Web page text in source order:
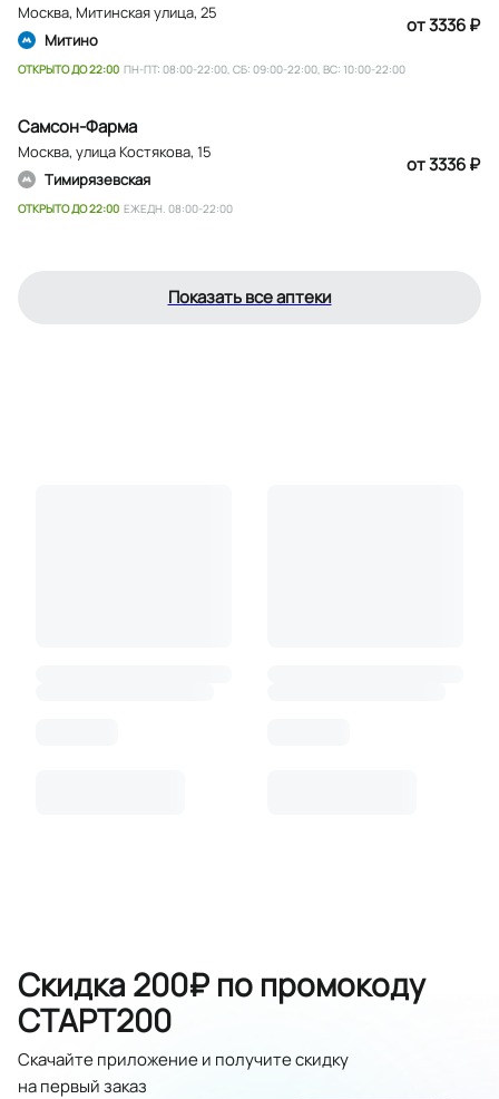
Москва, Митинская улица, 25
Митино
ОТКРЫТО ДО 22:00 ПН-ПТ: 08:00-22:00, СБ: 09:00-22:00, ВС: 10:00-22:00
от 3336 ₽
Самсон-Фарма
Москва, улица Костякова, 15
Тимирязевская
ОТКРЫТО ДО 22:00 ЕЖЕДН. 08:00-22:00
от 3336 ₽
Показать все аптеки
Скидка 200₽ по промокоду
СТАРТ200
Скачайте приложение и получите скидку
на первый заказ